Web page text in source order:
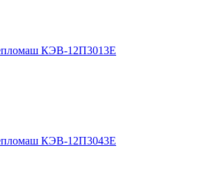
КЭВ-12П3013E
КЭВ-12П3043E